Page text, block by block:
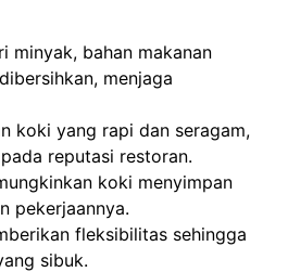
minyak, bahan makanan
menjaga
koki yang rapi dan seragam,
reputasi restoran.
koki menyimpan
pekerjaannya.
fleksibilitas sehingga
sibuk.